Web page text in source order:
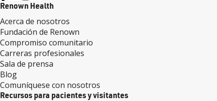
Renown Health
Acerca de nosotros
Fundación de Renown
Compromiso comunitario
Carreras profesionales
Sala de prensa
Blog
Comuníquese con nosotros
Recursos para pacientes y visitantes